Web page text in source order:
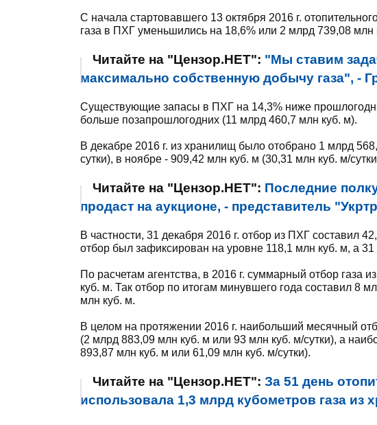
С начала стартовавшего 13 октября 2016 г.
газа в ПХГ уменьшились на 18,6% или 2 млрд 739,08 млн
Читайте на "Цензор.НЕТ": "Мы ставим
максимально собственную добычу газа", -
Существующие запасы в ПХГ на 14,3% ниже
больше позапрошлогодних (11 млрд 460,7 млн куб. м).
В декабре 2016 г. из хранилищ было отобрано 1 млрд
сутки), в ноябре - 909,42 млн куб. м (30,31 млн куб. м/
Читайте на "Цензор.НЕТ": Последние
продаст на аукционе, - представитель
В частности, 31 декабря 2016 г. отбор из ПХГ составил
отбор был зафиксирован на уровне 118,1 млн куб. м, а 31
По расчетам агентства, в 2016 г. суммарный отбор газа
куб. м. Так отбор по итогам минувшего года составил 8
млн куб. м.
В целом на протяжении 2016 г. наибольший месячный
(2 млрд 883,09 млн куб. м или 93 млн куб. м/сутки), а
893,87 млн куб. м или 61,09 млн куб. м/сутки).
Читайте на "Цензор.НЕТ": За 51 день
использовала 1,3 млрд кубометров газа из